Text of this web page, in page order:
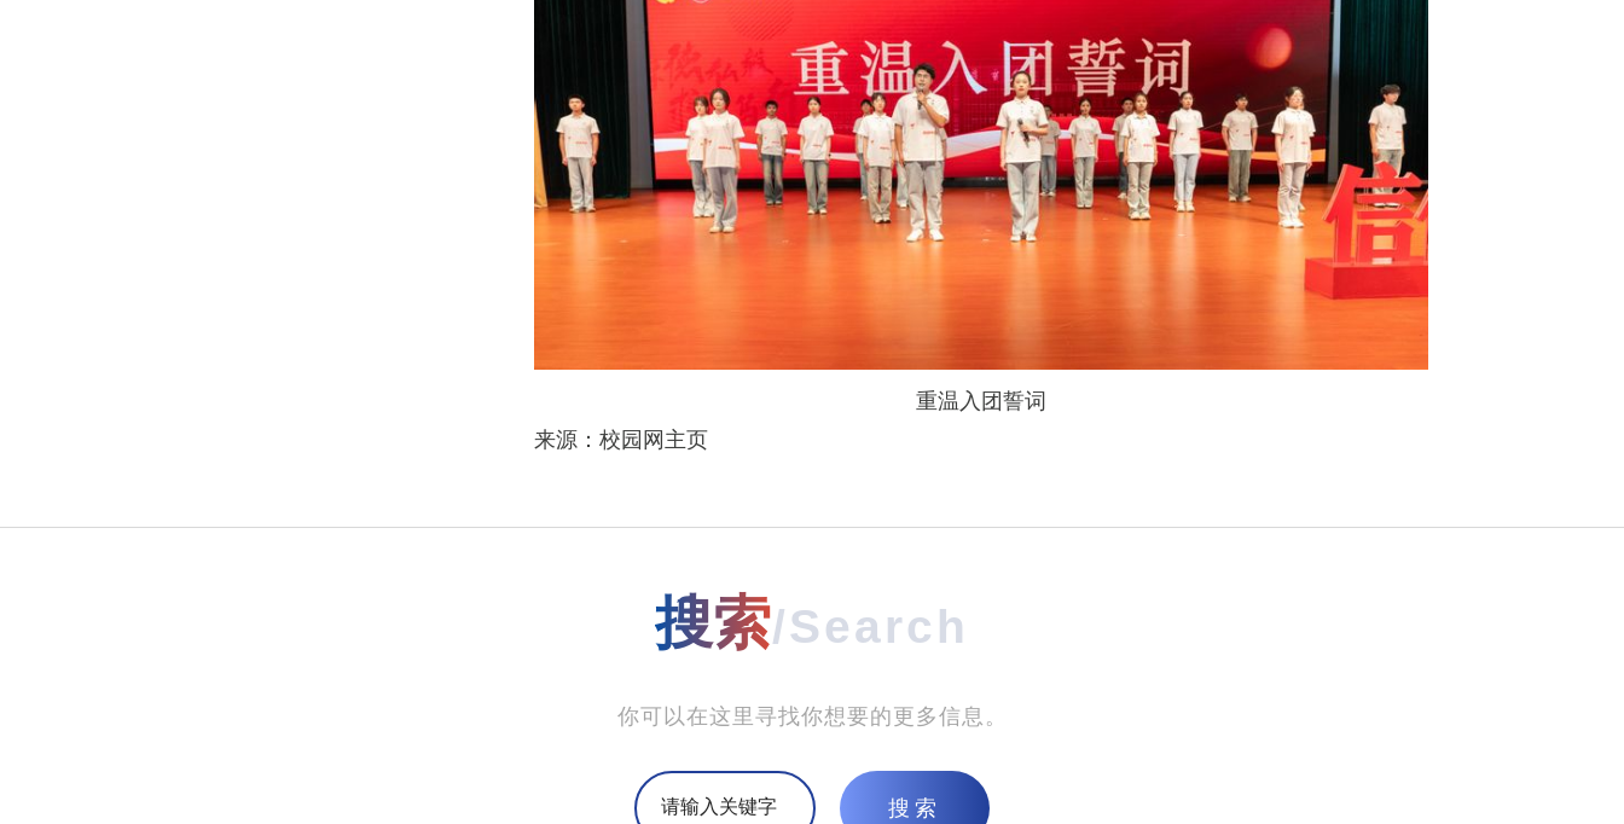
重温入团誓词
来源：校园网主页
搜索/Search
你可以在这里寻找你想要的更多信息。
搜索